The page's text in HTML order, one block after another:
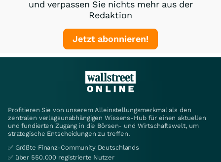
und verpassen Sie nichts mehr aus der
Redaktion
Jetzt abonnieren!
Profitieren Sie von unserem Alleinstellungsmerkmal als den
zentralen verlagsunabhängigen Wissens-Hub für einen aktuellen
und fundierten Zugang in die Börsen- und Wirtschaftswelt, um
strategische Entscheidungen zu treffen.
✅ Größte Finanz-Community Deutschlands
✅ über 550.000 registrierte Nutzer